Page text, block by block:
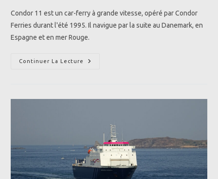
Condor 11 est un car-ferry à grande vitesse, opéré par Condor
Ferries durant l'été 1995. Il navigue par la suite au Danemark, en
Espagne et en mer Rouge.
Continuer La Lecture
HSC